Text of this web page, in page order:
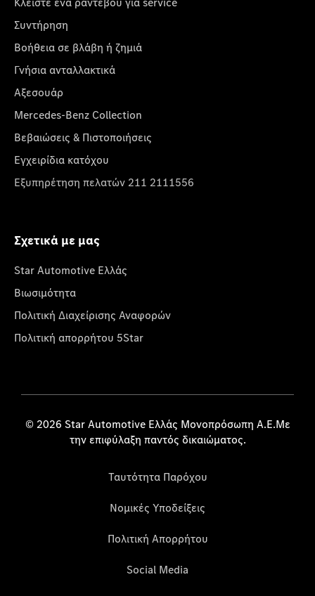
Συντήρηση
Βοήθεια σε βλάβη ή ζημιά
Γνήσια ανταλλακτικά
Αξεσουάρ
Mercedes-Benz Collection
Βεβαιώσεις & Πιστοποιήσεις
Εγχειρίδια κατόχου
Εξυπηρέτηση πελατών 211 2111556
Σχετικά με μας
Star Automotive Ελλάς
Βιωσιμότητα
Πολιτική Διαχείρισης Αναφορών
Πολιτική απορρήτου 5Star
© 2026 Star Automotive Ελλάς Μονοπρόσωπη Α.Ε.Με
την επιφύλαξη παντός δικαιώματος.
Ταυτότητα Παρόχου
Νομικές Υποδείξεις
Πολιτική Απορρήτου
Social Media